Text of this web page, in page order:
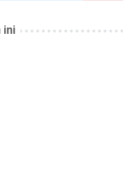
ini